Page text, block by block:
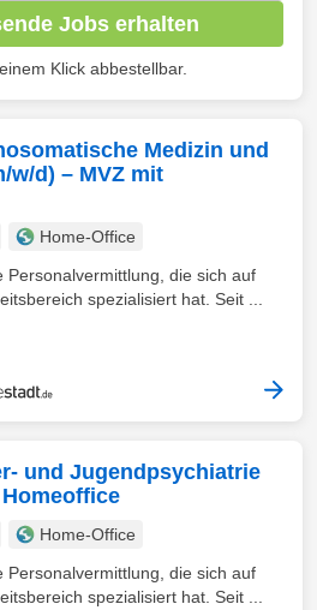
Jobs erhalten
Klick abbestellbar.
Medizin und
w/d) – MVZ mit
Home-Office
Personalvermittlung, die sich auf
spezialisiert hat. Seit ...
und Jugendpsychiatrie
Home-Office
Personalvermittlung, die sich auf
spezialisiert hat. Seit ...